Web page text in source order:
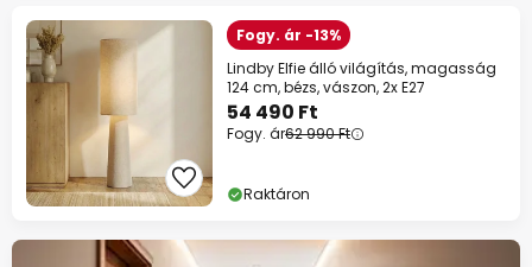
Fogy. ár -13%
Lindby Elfie álló világítás, magasság
124 cm, bézs, vászon, 2x E27
54 490 Ft
Fogy. ár62 990 Ft
Raktáron